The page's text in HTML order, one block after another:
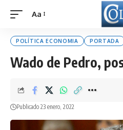
Font
Aa
POLÍTICA ECONOMIA PORTADA
Wado de Pedro,
Publicado 23 enero, 2022